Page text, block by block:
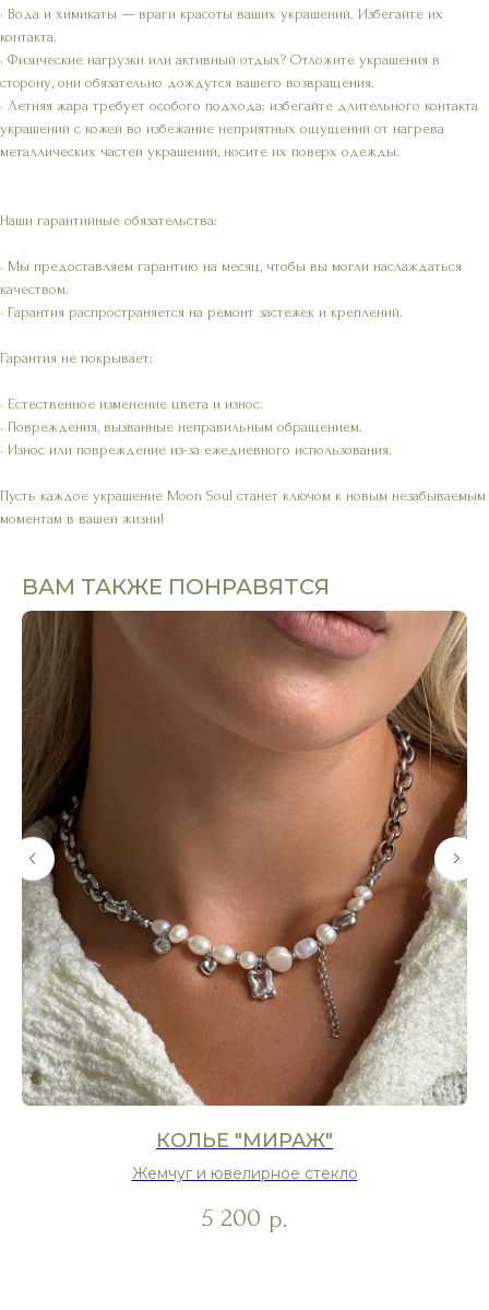
• Вода и химикаты — враги красоты ваших украшений. Избегайте их
контакта.
• Физические нагрузки или активный отдых? Отложите украшения в
сторону, они обязательно дождутся вашего возвращения.
• Летняя жара требует особого подхода: избегайте длительного контакта
украшений с кожей во избежание неприятных ощущений от нагрева
металлических частей украшений, носите их поверх одежды.
Наши гарантийные обязательства:
• Мы предоставляем гарантию на месяц, чтобы вы могли наслаждаться
качеством.
• Гарантия распространяется на ремонт застежек и креплений.
Гарантия не покрывает:
• Естественное изменение цвета и износ.
• Повреждения, вызванные неправильным обращением.
• Износ или повреждение из-за ежедневного использования.
Пусть каждое украшение Moon Soul станет ключом к новым незабываемым
моментам в вашей жизни!
ВАМ ТАКЖЕ ПОНРАВЯТСЯ
КОЛЬЕ "МИРАЖ"
Жемчуг и ювелирное стекло
5 200 р.